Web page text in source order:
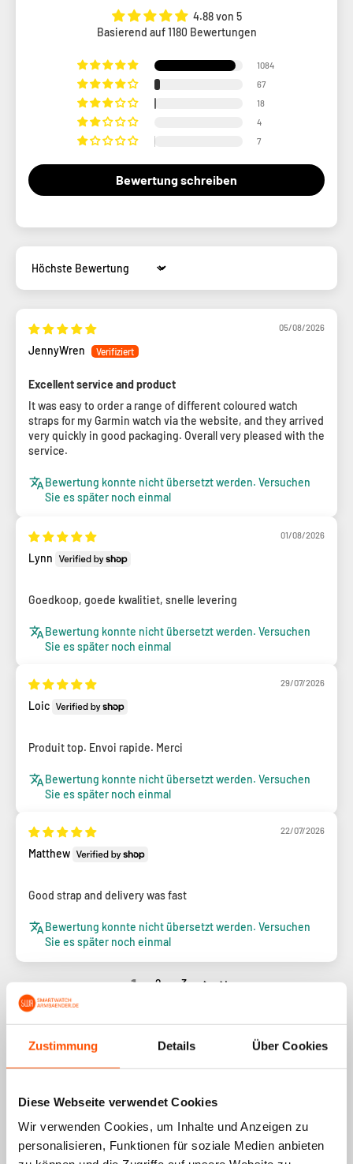
Zustimmung Details Über Cookies
Diese Webseite verwendet Cookies
Wir verwenden Cookies, um Inhalte und Anzeigen zu
personalisieren, Funktionen für soziale Medien anbieten
4.88 von 5
Basierend auf 1180 Bewertungen
1084
67
18
4
7
Bewertung schreiben
Sort by
05/08/2026
JennyWren
Excellent service and product
It was easy to order a range of different coloured watch
straps for my Garmin watch via the website, and they arrived
very quickly in good packaging. Overall very pleased with the
service.
Bewertung konnte nicht übersetzt werden. Versuchen
Sie es später noch einmal
01/08/2026
Lynn
Goedkoop, goede kwalitiet, snelle levering
Bewertung konnte nicht übersetzt werden. Versuchen
Sie es später noch einmal
29/07/2026
Loic
Produit top. Envoi rapide. Merci
Bewertung konnte nicht übersetzt werden. Versuchen
Sie es später noch einmal
22/07/2026
Matthew
Good strap and delivery was fast
Bewertung konnte nicht übersetzt werden. Versuchen
Sie es später noch einmal
1 2 3
Beliebteste Wahl